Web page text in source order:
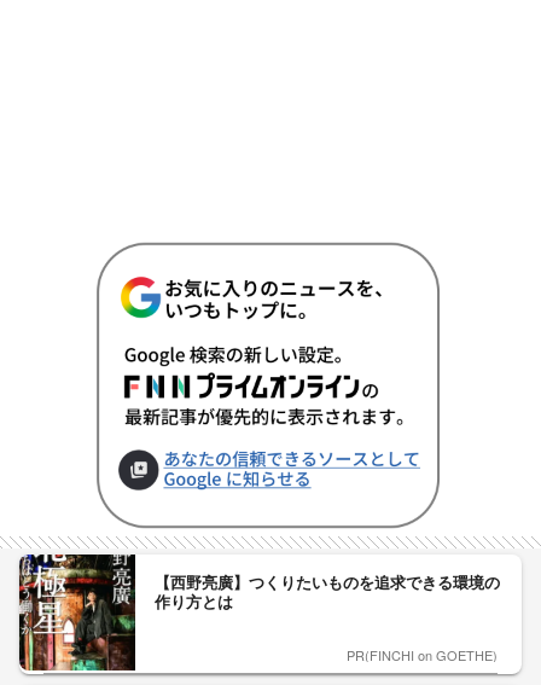
【西野亮廣】つくりたいものを追求できる環境の
作り方とは
PR(FINCHI on GOETHE)